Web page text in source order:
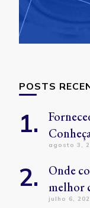
POSTS
agosto 3,
Onde
melhor
julho 6,